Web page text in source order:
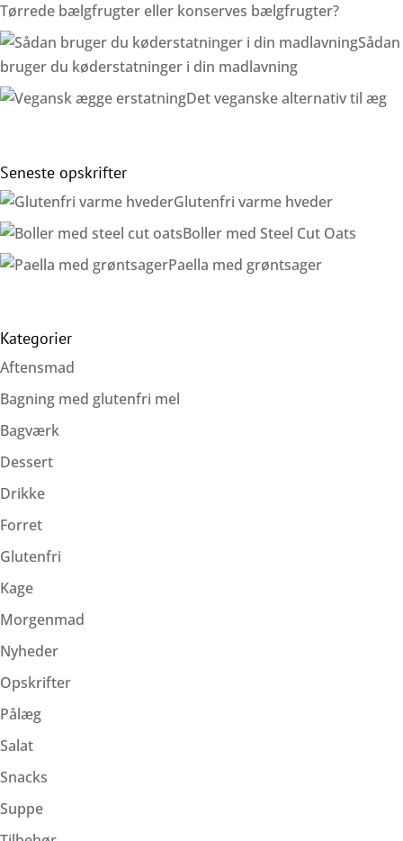
Tørrede bælgfrugter eller konserves bælgfrugter?
Sådan
bruger du køderstatninger i din madlavning
Det veganske alternativ til æg
Seneste opskrifter
Glutenfri varme hveder
Boller med Steel Cut Oats
Paella med grøntsager
Kategorier
Aftensmad
Bagning med glutenfri mel
Bagværk
Dessert
Drikke
Forret
Glutenfri
Kage
Morgenmad
Nyheder
Opskrifter
Pålæg
Salat
Snacks
Suppe